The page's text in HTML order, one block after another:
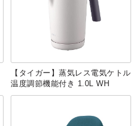
【タイガー】蒸気レス電気ケトル
温度調節機能付き 1.0L WH